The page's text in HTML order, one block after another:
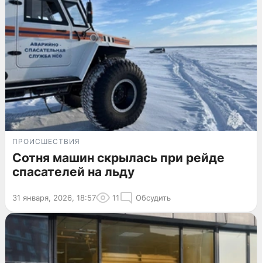
ПРОИСШЕСТВИЯ
Сотня машин скрылась при рейде
спасателей на льду
31 января, 2026, 18:57 11 Обсудить